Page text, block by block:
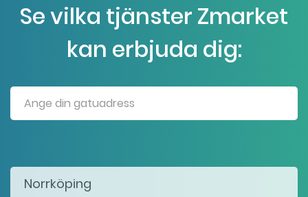
Se vilka tjänster Zmarket
kan erbjuda dig: